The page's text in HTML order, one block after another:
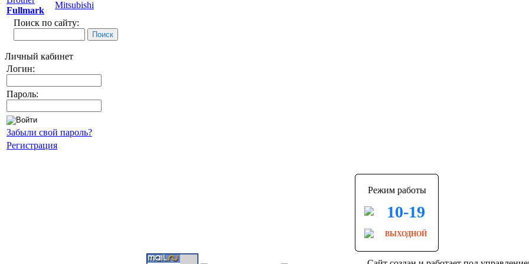
Fullmark
Mitsubishi
Поиск по сайту:
Личный кабинет
Логин:
Пароль:
Забыли свой пароль?
Регистрация
Режим работы
10-19
ВЫХОДНОЙ